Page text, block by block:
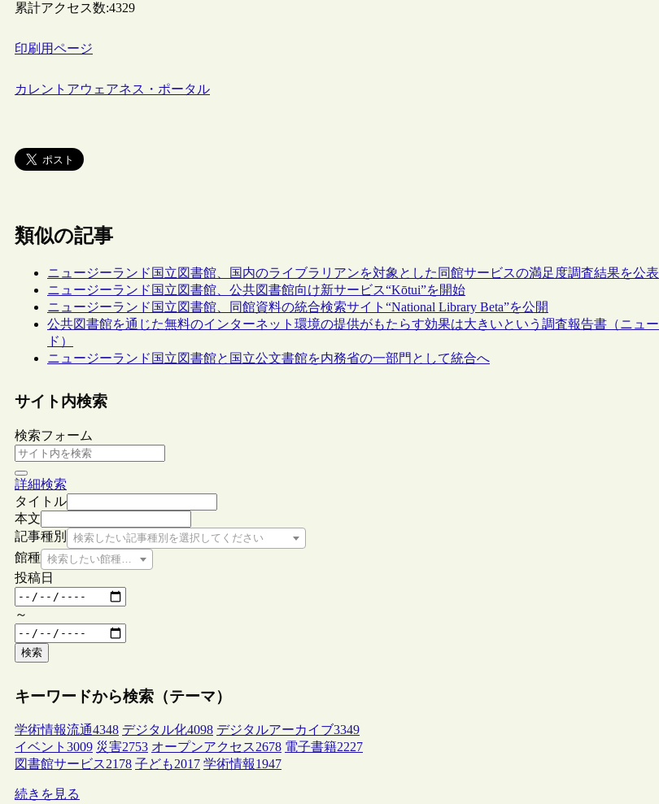
累計アクセス数:4329
印刷用ページ
カレントアウェアネス・ポータル
類似の記事
ニュージーランド国立図書館、国内のライブラリアンを対象とした同館サービスの満足度調査結果を公表
ニュージーランド国立図書館、公共図書館向け新サービス“Kōtui”を開始
ニュージーランド国立図書館、同館資料の統合検索サイト“National Library Beta”を公開
公共図書館を通じた無料のインターネット環境の提供がもたらす効果は大きいという調査報告書（ニュ
ド）
ニュージーランド国立図書館と国立公文書館を内務省の一部門として統合へ
サイト内検索
検索フォーム
詳細検索
タイトル
本文
記事種別
検索したい記事種別を選択してください
館種 検索したい館種を選択してください
投稿日
～
検索
キーワードから検索（テーマ）
学術情報流通4348 デジタル化4098 デジタルアーカイブ3349
イベント 3009 災害2753 オープンアクセス2678 電子書籍2227
図書館サービス2178 子ども2017 学術情報1947
続きを見る